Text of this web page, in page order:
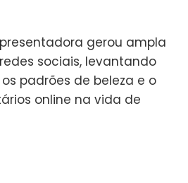
gerou ampla
sociais, levantando
padrões de beleza e o
online na vida de